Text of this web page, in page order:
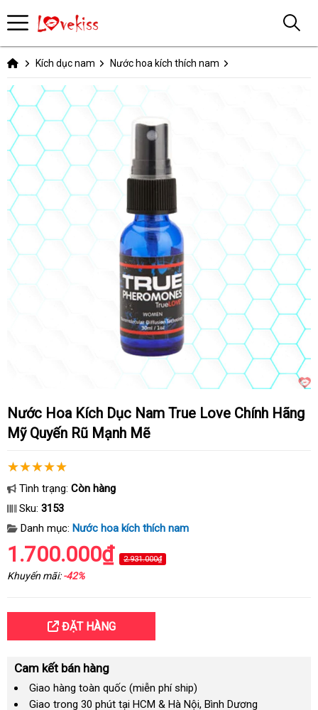
Kích dục nam Nước hoa kích thích nam
Nước Hoa Kích Dục Nam True Love Chính Hãng
Mỹ Quyến Rũ Mạnh Mẽ
Tình trạng: Còn hàng
Sku: 3153
Danh mục: Nước hoa kích thích nam
1.700.000₫ 2.931.000₫
Khuyến mãi:-42%
ĐẶT HÀNG
Cam kết bán hàng
Giao hàng toàn quốc (miễn phí ship)
Giao trong 30 phút tại HCM & Hà Nội, Bình Dương